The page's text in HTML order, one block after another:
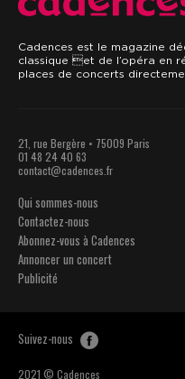
Cadences est le magazine
classique et de l’opéra en
places de concerts
21, rue Bergère • 75009 Paris
01 48 24 40 63
contact@cadences.fr
Qui sommes-nous
Contactez-nous
Abonnez-vous à Cadences
Annoncer un concert
Publicité
Suivez-nous
2021 © Cadences